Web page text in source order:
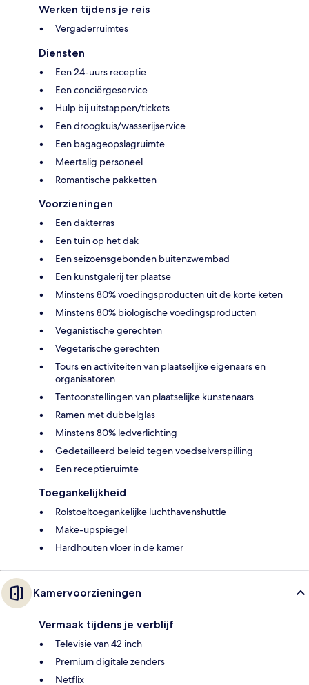
Werken tijdens je reis
Vergaderruimtes
Diensten
Een 24-uurs receptie
Een conciërgeservice
Hulp bij uitstappen/tickets
Een droogkuis/wasserijservice
Een bagageopslagruimte
Meertalig personeel
Romantische pakketten
Voorzieningen
Een dakterras
Een tuin op het dak
Een seizoensgebonden buitenzwembad
Een kunstgalerij ter plaatse
Minstens 80% voedingsproducten uit de korte keten
Minstens 80% biologische voedingsproducten
Veganistische gerechten
Vegetarische gerechten
Tours en activiteiten van plaatselijke eigenaars en
organisatoren
Tentoonstellingen van plaatselijke kunstenaars
Ramen met dubbelglas
Minstens 80% ledverlichting
Gedetailleerd beleid tegen voedselverspilling
Een receptieruimte
Toegankelijkheid
Rolstoeltoegankelijke luchthavenshuttle
Make-upspiegel
Hardhouten vloer in de kamer
Kamervoorzieningen
Vermaak tijdens je verblijf
Televisie van 42 inch
Premium digitale zenders
Netflix